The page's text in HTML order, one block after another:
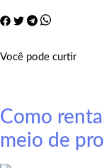
Você pode curtir
Como
meio de